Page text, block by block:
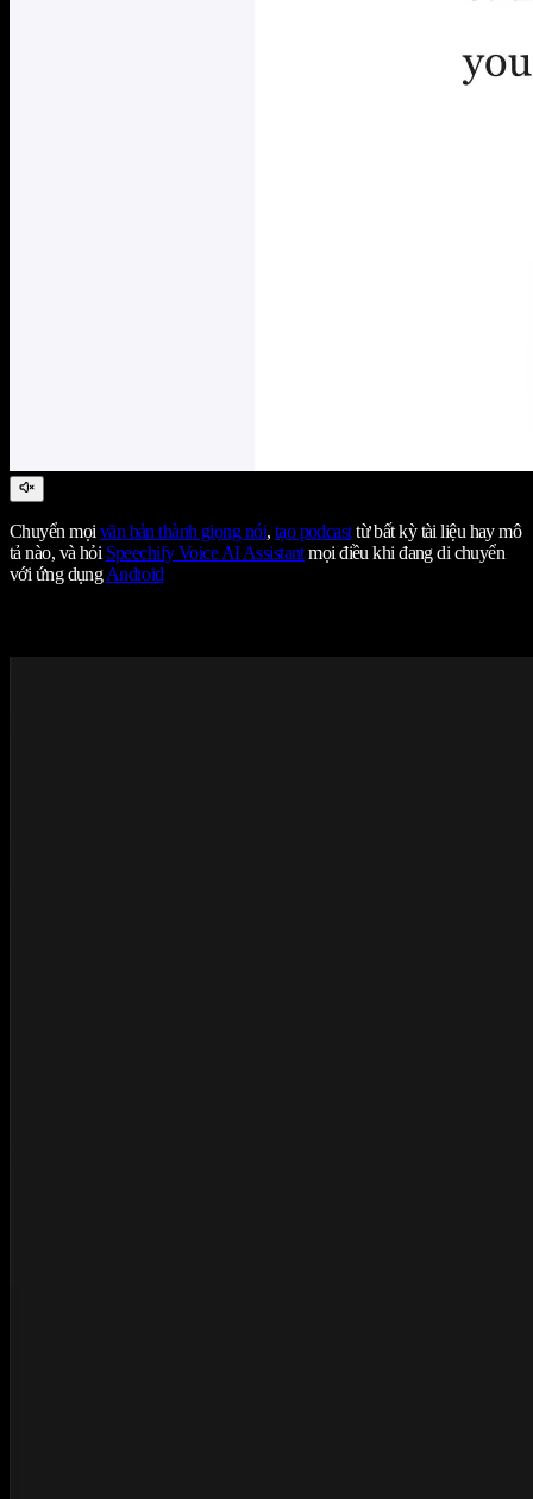
Chuyển mọivăn bản thành giọng nói, tạo podcasttừ bất kỳ tài liệu hay mô
tả nào, và hỏi Speechify Voice AI Assistantmọi điều khi đang di chuyển
với ứng dụngAndroid